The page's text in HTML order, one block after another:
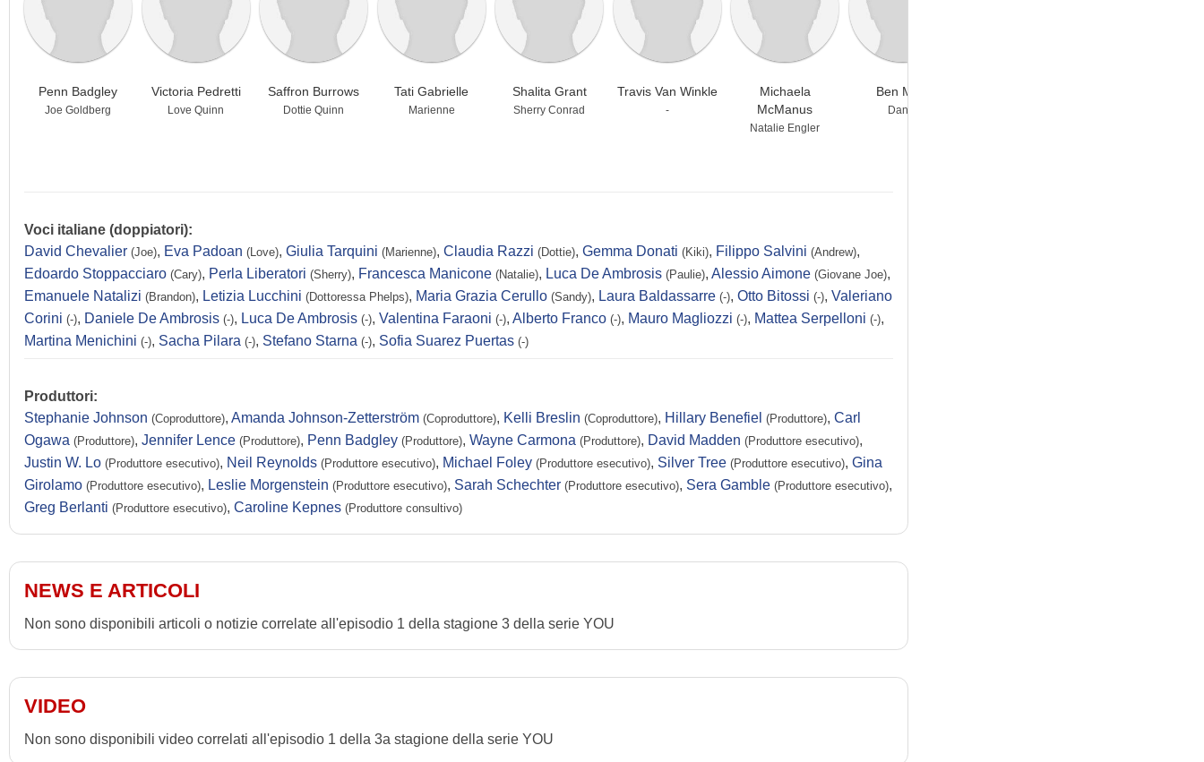
Penn Badgley
Joe Goldberg
Victoria Pedretti
Love Quinn
Saffron Burrows
Dottie Quinn
Tati Gabrielle
Marienne
Shalita Grant
Sherry Conrad
Travis Van Winkle
-
Michaela
McManus
Natalie Engler
Ben Mehl
Dante
Voci italiane (doppiatori):
David Chevalier (Joe), Eva Padoan (Love), Giulia Tarquini (Marienne), Claudia Razzi (Dottie), Gemma Donati (Kiki), Filippo Salvini (Andrew),
Edoardo Stoppacciaro (Cary), Perla Liberatori (Sherry), Francesca Manicone (Natalie), Luca De Ambrosis (Paulie), Alessio Aimone (Giovane Joe),
Emanuele Natalizi (Brandon), Letizia Lucchini (Dottoressa Phelps), Maria Grazia Cerullo (Sandy), Laura Baldassarre (-), Otto Bitossi (-), Valeriano
Corini (-), Daniele De Ambrosis (-), Luca De Ambrosis (-), Valentina Faraoni (-), Alberto Franco (-), Mauro Magliozzi (-), Mattea Serpelloni (-),
Martina Menichini (-), Sacha Pilara (-), Stefano Starna (-), Sofia Suarez Puertas (-)
Produttori:
Stephanie Johnson (Coproduttore), Amanda Johnson-Zetterström (Coproduttore), Kelli Breslin (Coproduttore), Hillary Benefiel (Produttore), Carl
Ogawa (Produttore), Jennifer Lence (Produttore), Penn Badgley (Produttore), Wayne Carmona (Produttore), David Madden (Produttore esecutivo),
Justin W. Lo (Produttore esecutivo), Neil Reynolds (Produttore esecutivo), Michael Foley (Produttore esecutivo), Silver Tree (Produttore esecutivo), Gina
Girolamo (Produttore esecutivo), Leslie Morgenstein (Produttore esecutivo), Sarah Schechter (Produttore esecutivo), Sera Gamble (Produttore esecutivo),
Greg Berlanti (Produttore esecutivo), Caroline Kepnes (Produttore consultivo)
NEWS E ARTICOLI
Non sono disponibili articoli o notizie correlate all'episodio 1 della stagione 3 della serie YOU
VIDEO
Non sono disponibili video correlati all'episodio 1 della 3a stagione della serie YOU